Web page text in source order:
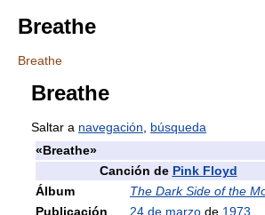
Breathe
Breathe
Breathe
Saltar a navegación
búsqueda
«Breathe»
Canción de Pink Floyd
Álbum
The Dark Side of the
Publicación
24 de marzo de 1973